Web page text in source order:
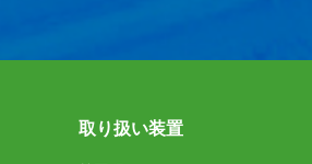
取り扱い装置